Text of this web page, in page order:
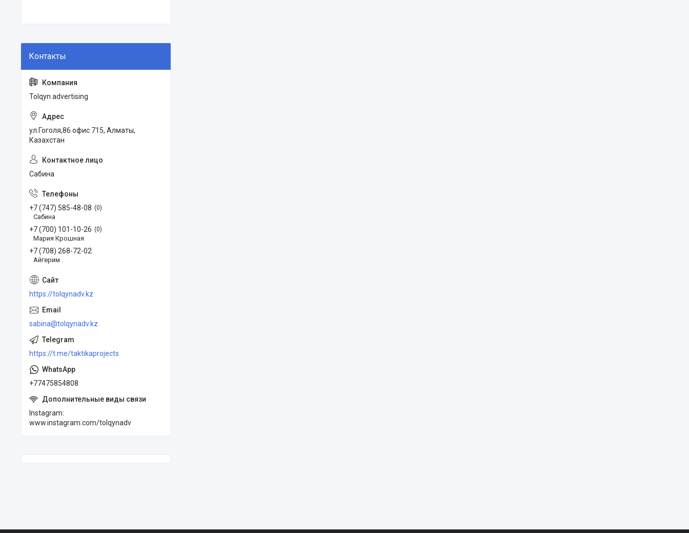
Tolqyn advertising
ул.Гоголя,86 офис 715, Алматы,
Казахстан
Сабина
+7 (747) 585-48-08 0
Сабина
+7 (700) 101-10-26 0
Мария Крошная
+7 (708) 268-72-02
Айгерим
https://tolqynadv.kz
sabina@tolqynadv.kz
https://t.me/taktikaprojects
+77475854808
Instagram
www.instagram.com/tolqynadv